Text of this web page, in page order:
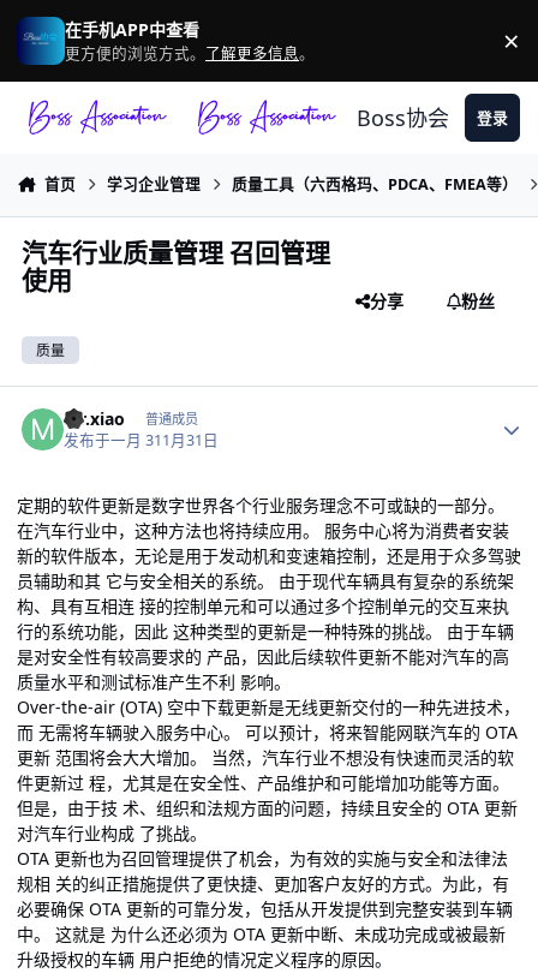
跳转到帖子
在手机APP中查看
更方便的浏览方式。 了解更多信息。 ×
Boss协会 登录
首页 学习企业管理 质量工具（六西格玛、PDCA、FMEA等）
汽车行业质量管理 召回管理
使用
质量
分享 粉丝
Mr.xiao 普通成员
发布于一月 311月31日
定期的软件更新是数字世界各个行业服务理念不可或缺的一部分。
在汽车行业中，这种方法也将持续应用。 服务中心将为消费者安装
新的软件版本，无论是用于发动机和变速箱控制，还是用于众多驾驶
员辅助和其 它与安全相关的系统。 由于现代车辆具有复杂的系统架
构、具有互相连 接的控制单元和可以通过多个控制单元的交互来执
行的系统功能，因此 这种类型的更新是一种特殊的挑战。 由于车辆
是对安全性有较高要求的 产品，因此后续软件更新不能对汽车的高
质量水平和测试标准产生不利 影响。
Over-the-air (OTA) 空中下载更新是无线更新交付的一种先进技术，
而 无需将车辆驶入服务中心。 可以预计，将来智能网联汽车的 OTA
更新 范围将会大大增加。 当然，汽车行业不想没有快速而灵活的软
件更新过 程，尤其是在安全性、产品维护和可能增加功能等方面。
但是，由于技 术、组织和法规方面的问题，持续且安全的 OTA 更新
对汽车行业构成 了挑战。
OTA 更新也为召回管理提供了机会，为有效的实施与安全和法律法
规相 关的纠正措施提供了更快捷、更加客户友好的方式。为此，有
必要确保 OTA 更新的可靠分发，包括从开发提供到完整安装到车辆
中。 这就是 为什么还必须为 OTA 更新中断、未成功完成或被最新
升级授权的车辆 用户拒绝的情况定义程序的原因。